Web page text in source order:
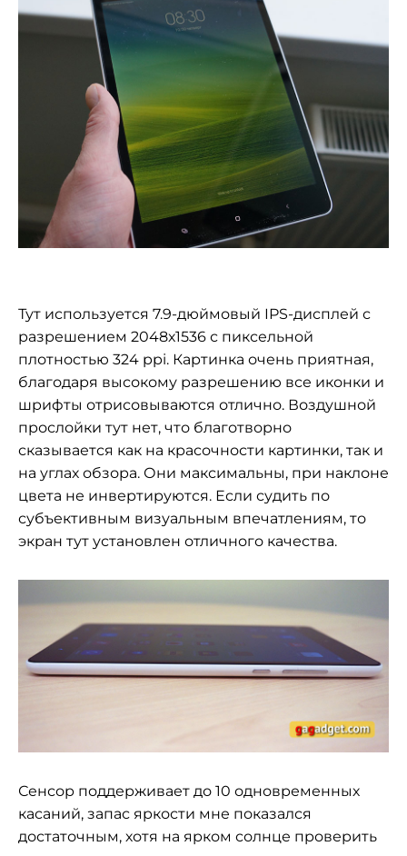
Тут используется 7.9-дюймовый IPS-дисплей с
разрешением 2048х1536 с пиксельной
плотностью 324 ppi. Картинка очень приятная,
благодаря высокому разрешению все иконки и
шрифты отрисовываются отлично. Воздушной
прослойки тут нет, что благотворно
сказывается как на красочности картинки, так и
на углах обзора. Они максимальны, при наклоне
цвета не инвертируются. Если судить по
субъективным визуальным впечатлениям, то
экран тут установлен отличного качества.
Сенсор поддерживает до 10 одновременных
касаний, запас яркости мне показался
достаточным, хотя на ярком солнце проверить